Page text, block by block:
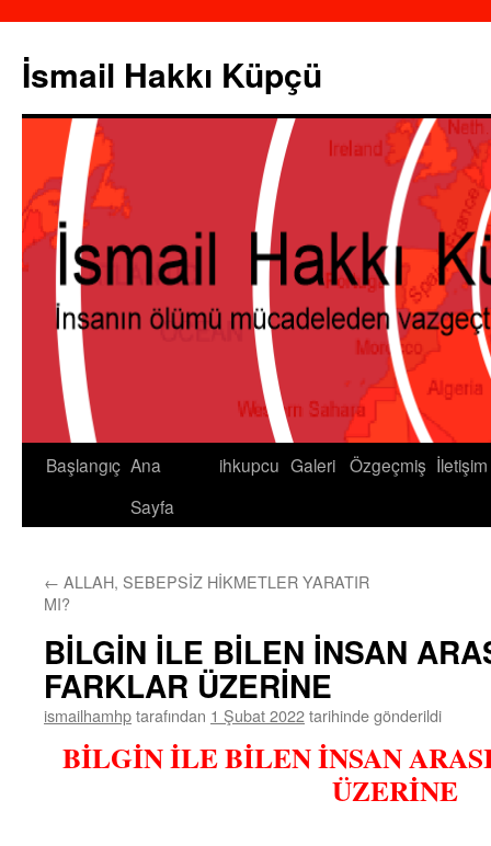
İsmail Hakkı Küpçü
Başlangıç Ana
Sayfa
ihkupcu Galeri Özgeçmiş İletişim
← ALLAH, SEBEPSİZ HİKMETLER YARATIR
MI?
BİLGİN İLE BİLEN İNSAN
FARKLAR ÜZERİNE
ismailhamhptarafından 1 Şubat 2022tarihinde gönderildi
BİLGİN İLE BİLEN İNSAN
ÜZERİNE